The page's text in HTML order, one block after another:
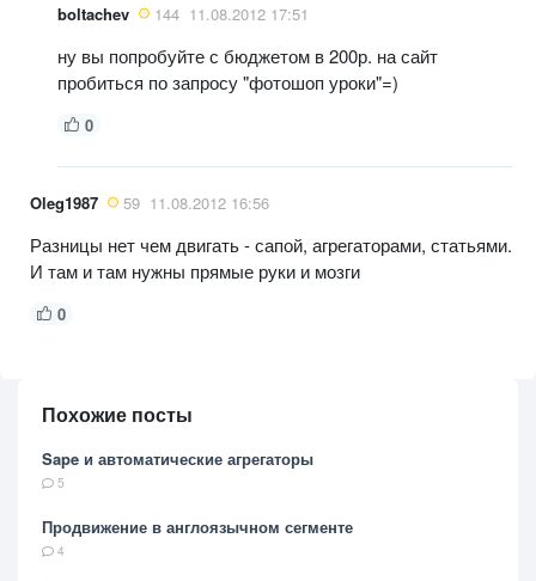
boltachev 144 11.08.2012 17:51
ну вы попробуйте с бюджетом в 200р. на сайт
пробиться по запросу "фотошоп уроки"=)
0
Oleg1987 59 11.08.2012 16:56
Разницы нет чем двигать - сапой, агрегаторами, статьями.
И там и там нужны прямые руки и мозги
0
Похожие посты
Sape и автоматические агрегаторы
5
Продвижение в англоязычном сегменте
4